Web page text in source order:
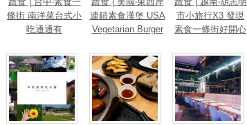
條街 南洋菜台式小
吃通通有
連鎖素食漢堡 USA
Vegetarian Burger
市小旅行X3 發現
素食一條街好開心